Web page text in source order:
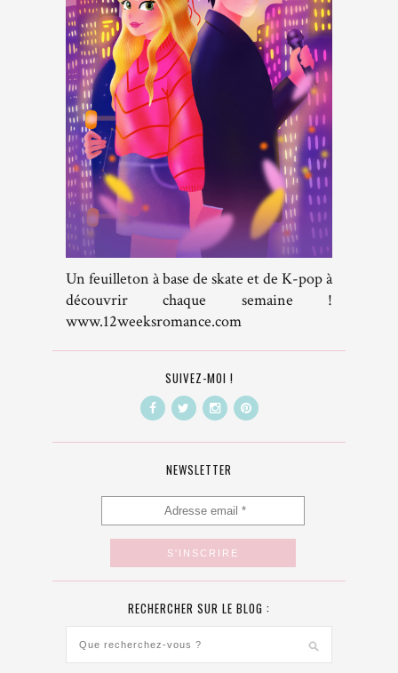
Un feuilleton à base de skate et de K-pop à
découvrir chaque semaine !
www.12weeksromance.com
SUIVEZ-MOI !
NEWSLETTER
RECHERCHER SUR LE BLOG :